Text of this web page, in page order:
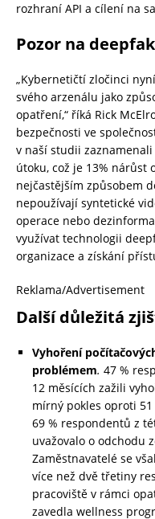
rozhraní API a cílení na
Pozor na
„Kybernetičtí zločinci
svého arzenálu jako
opatření,“ říká Rick
bezpečnosti ve
v naší studii
útoku, což je 13% nárůst
nejčastějším způsobem
nepoužívají syntetické
operace nebo
využívat technologii
organizace a získání
Reklama/Advertisement
Další důležitá
Vyhoření
problémem. 47 %
12 měsících zažili
mírný pokles oproti
69 % respondentů z
uvažovalo o odchodu
Zaměstnavatelé se
více než dvě třetiny
pracoviště v rámci
zavedla wellness